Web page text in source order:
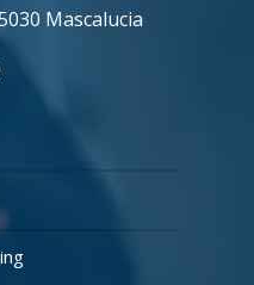
Mascalucia